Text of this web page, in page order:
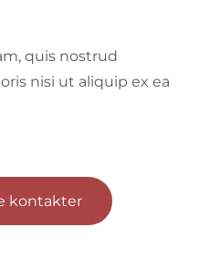
quis nostrud
nisi ut aliquip ex ea
kontakter